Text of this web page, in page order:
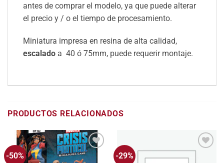
antes de comprar el modelo, ya que puede alterar
el precio y / o el tiempo de procesamiento.
Miniatura impresa en resina de alta calidad,
escalado a 40 ó 75mm, puede requerir montaje.
PRODUCTOS RELACIONADOS
-50%
Añadir
-29%